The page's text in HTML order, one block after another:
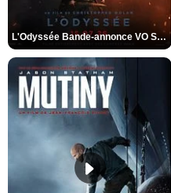
L'Odyssée Bande-annonce VO STFR